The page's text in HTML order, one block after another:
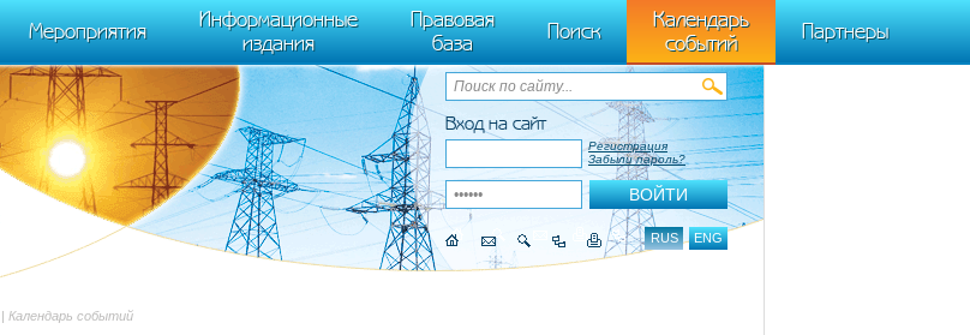
r) { return; }} k=e.createElement(t),a=e.getElementsByTagName(t)[0],k.async=1,k.src=r,a.parentNode.insertBefore(k,a)}) (window,
trackLinks:true, accurateTrackBounce:true });
Мероприятия
Информационные
издания
Правовая
база
Поиск
Календарь
событий
Партнеры
Вход на сайт
Регистрация
Забыли пароль?
RUS ENG
| Календарь событий